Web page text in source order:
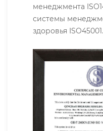
менеджмента
системы
здоровья ISO45001.